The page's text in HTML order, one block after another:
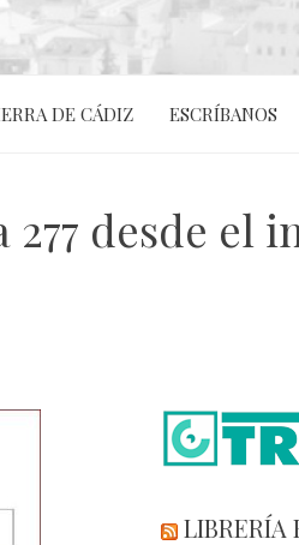
DE CÁDIZ ESCRÍBANOS
desde el
LIBRERÍA